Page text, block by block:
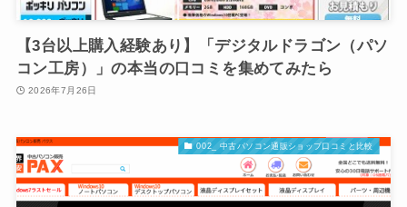
【3台以上購入経験あり】「デジタルドラゴン（パソ
コン工房）」の本当の口コミを集めてみたら
2026年7月26日
002_ 中古パソコン通販ショップ口コミと比較